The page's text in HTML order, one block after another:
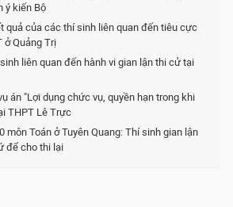
ý kiến Bộ
quả của các thí sinh liên quan đến tiêu cực
ở Quảng Trị
liên quan đến hành vi gian lận thi cử tại
án "Lợi dụng chức vụ, quyền hạn trong khi
THPT Lê Trực
môn Toán ở Tuyên Quang: Thí sinh gian lận
để cho thi lại